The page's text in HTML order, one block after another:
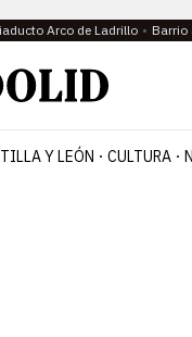
Arco de Ladrillo Barrio
Y LEÓN CULTURA